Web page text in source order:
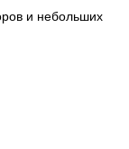
и небольших